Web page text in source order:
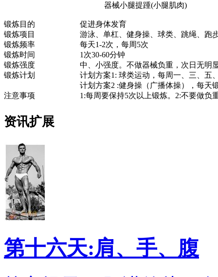
器械小腿提踵(小腿肌肉)
锻炼目的
促进身体发育
锻炼项目
游泳、单杠、健身操、球类、跳绳、跑
锻炼频率
每天1-2次，每周5次
锻炼时间
1次30-60分钟
锻炼强度
中、小强度。不做器械负重，次日无明
锻炼计划
计划方案1: 球类运动，每周一、三、五
计划方案2 :健身操（广播体操），每天
注意事项
1:每周要保持5次以上锻炼。2:不要做负
资讯扩展
第十六天:肩、手、腹